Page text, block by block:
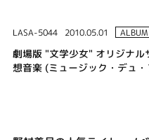
LASA-5044 2010.05.01 ALBUM
劇場版 "文学少女" オリジナル
想音楽 (ミュージック・デュ